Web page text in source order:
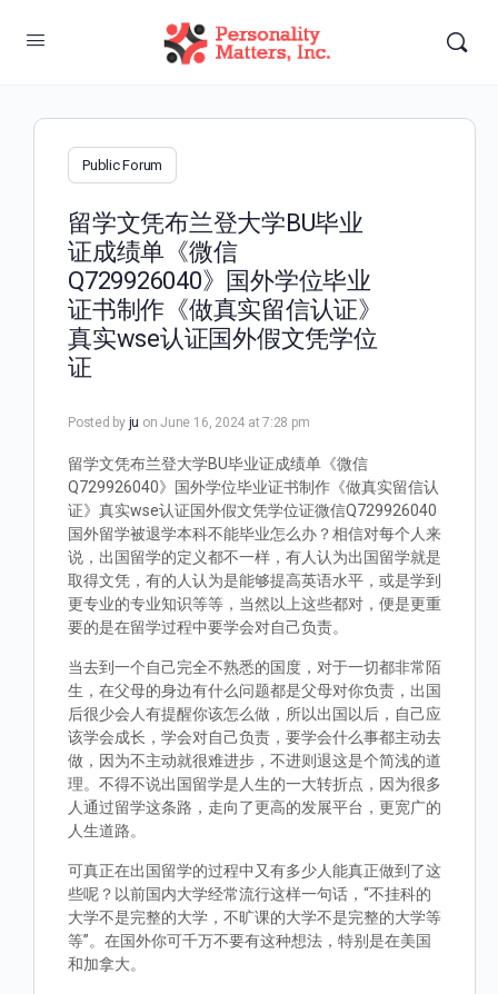
Public Forum
留学文凭布兰登大学BU毕业
证成绩单《微信
Q729926040》国外学位毕业
证书制作《做真实留信认证》
真实wse认证国外假文凭学位
证
Posted by ju on June 16, 2024 at 7:28 pm
留学文凭布兰登大学BU毕业证成绩单《微信
Q729926040》国外学位毕业证书制作《做真实留信认
证》真实wse认证国外假文凭学位证微信Q729926040
国外留学被退学本科不能毕业怎么办？相信对每个人来
说，出国留学的定义都不一样，有人认为出国留学就是
取得文凭，有的人认为是能够提高英语水平，或是学到
更专业的专业知识等等，当然以上这些都对，便是更重
要的是在留学过程中要学会对自己负责。
当去到一个自己完全不熟悉的国度，对于一切都非常陌
生，在父母的身边有什么问题都是父母对你负责，出国
后很少会人有提醒你该怎么做，所以出国以后，自己应
该学会成长，学会对自己负责，要学会什么事都主动去
做，因为不主动就很难进步，不进则退这是个简浅的道
理。不得不说出国留学是人生的一大转折点，因为很多
人通过留学这条路，走向了更高的发展平台，更宽广的
人生道路。
可真正在出国留学的过程中又有多少人能真正做到了这
些呢？以前国内大学经常流行这样一句话，“不挂科的
大学不是完整的大学，不旷课的大学不是完整的大学等
等”。在国外你可千万不要有这种想法，特别是在美国
和加拿大。